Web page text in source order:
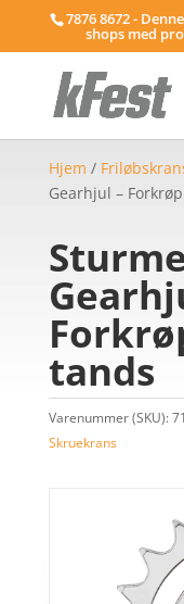
7876 8672 -
shops med
Hjem /
Gearhjul –
tands
Varenummer (SKU):
Skruekrans